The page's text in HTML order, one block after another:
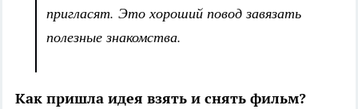
пригласят. Это хороший повод завязать
полезные знакомства.
Как пришла идея взять и снять фильм?